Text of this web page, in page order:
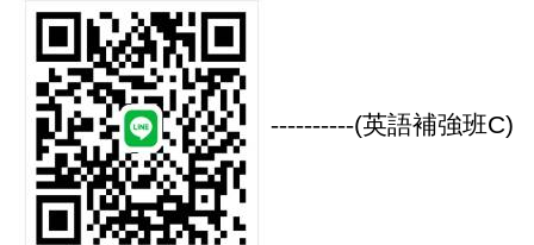
----------(英語補強班C)